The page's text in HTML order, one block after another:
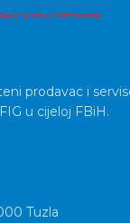
prodavac i
u cijeloj FBiH.
Tuzla